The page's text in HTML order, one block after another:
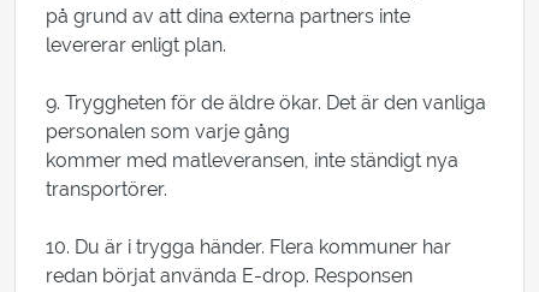
på grund av att dina externa partners inte
levererar enligt plan.
9. Tryggheten för de äldre ökar. Det är den vanliga
personalen som varje gång
kommer med matleveransen, inte ständigt nya
transportörer.
10. Du är i trygga händer. Flera kommuner har
redan börjat använda E-drop. Responsen